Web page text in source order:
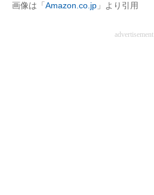
画像は「 Amazon.co.jp 」より引用
advertisement